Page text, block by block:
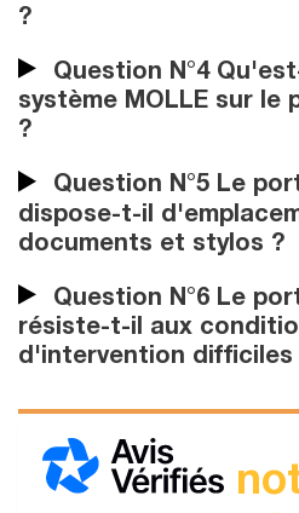
?
Question N°4
système MOLLE sur le
?
Question N°5 Le
dispose-t-il
documents et stylos ?
Question N°6 Le
résiste-t-il aux
d'intervention difficiles